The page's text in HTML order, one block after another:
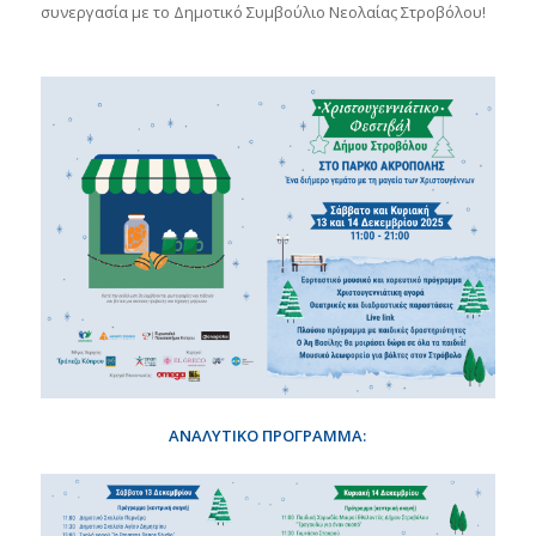
συνεργασία με το Δημοτικό Συμβούλιο Νεολαίας Στροβόλου!
ΑΝΑΛΥΤΙΚΟ ΠΡΟΓΡΑΜΜΑ: